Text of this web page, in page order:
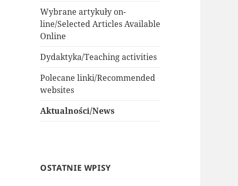
Wybrane artykuły on-
line/Selected Articles Available
Online
Dydaktyka/Teaching activities
Polecane linki/Recommended
websites
Aktualności/News
OSTATNIE WPISY